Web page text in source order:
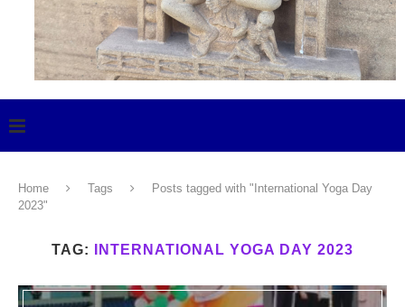
Home Tags
Posts tagged with "International Yoga Day
2023"
TAG: INTERNATIONAL YOGA DAY 2023